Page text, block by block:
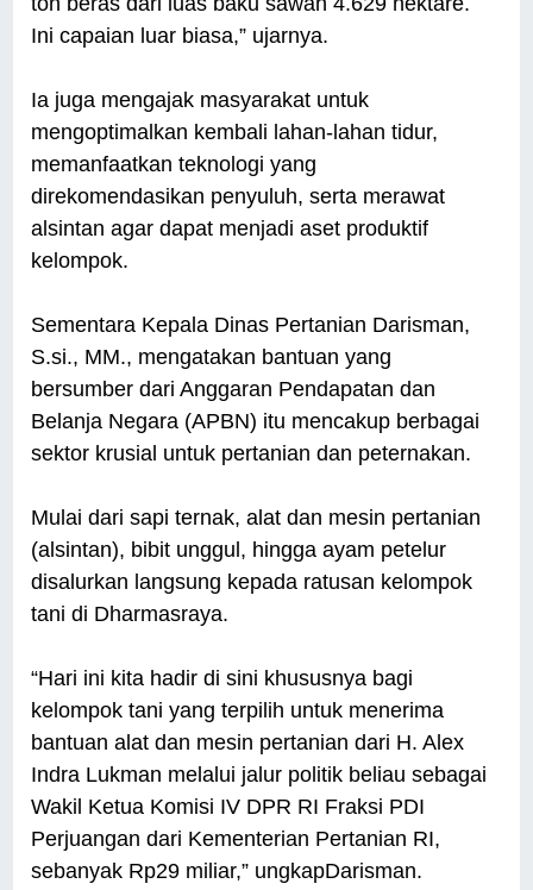
Ini capaian luar biasa,” ujarnya.
Ia juga mengajak masyarakat untuk
mengoptimalkan kembali lahan-lahan tidur,
memanfaatkan teknologi yang
direkomendasikan penyuluh, serta merawat
alsintan agar dapat menjadi aset produktif
kelompok.
Sementara Kepala Dinas Pertanian Darisman,
S.si., MM., mengatakan bantuan yang
bersumber dari Anggaran Pendapatan dan
Belanja Negara (APBN) itu mencakup berbagai
sektor krusial untuk pertanian dan peternakan.
Mulai dari sapi ternak, alat dan mesin pertanian
(alsintan), bibit unggul, hingga ayam petelur
disalurkan langsung kepada ratusan kelompok
tani di Dharmasraya.
“Hari ini kita hadir di sini khususnya bagi
kelompok tani yang terpilih untuk menerima
bantuan alat dan mesin pertanian dari H. Alex
Indra Lukman melalui jalur politik beliau sebagai
Wakil Ketua Komisi IV DPR RI Fraksi PDI
Perjuangan dari Kementerian Pertanian RI,
sebanyak Rp29 miliar,” ungkapDarisman.